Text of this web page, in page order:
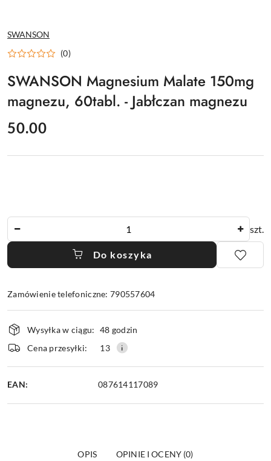
NAZWA
PRODUCENTA:
SWANSON
(0)
SWANSON Magnesium Malate 150mg
magnezu, 60tabl. - Jabłczan magnezu
cena:
50.00
szt.
Do koszyka
Zamówienie telefoniczne: 790557604
Dostępność
i
dostawa
Wysyłka w ciągu: 48 godzin
Cena przesyłki:
13
EAN: 087614117089
OPIS OPINIE I OCENY (0)